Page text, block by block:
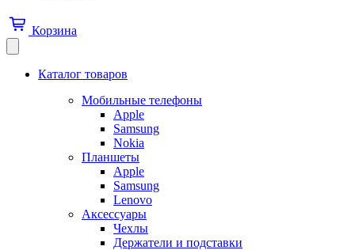
Корзина
Каталог товаров
Мобильные телефоны
Apple
Samsung
Nokia
Планшеты
Apple
Samsung
Lenovo
Аксессуары
Чехлы
Держатели и подставки